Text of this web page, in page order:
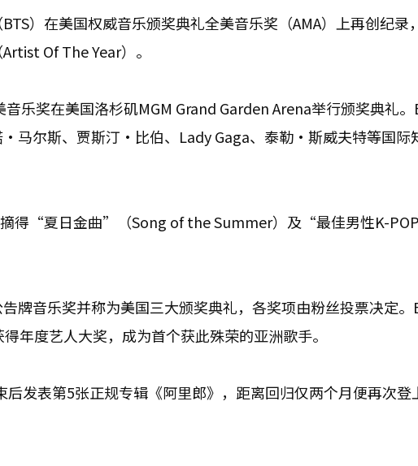
）在美国权威音乐颁奖典礼全美音乐奖（AMA）上再创纪录
Of The Year）。
乐奖在美国洛杉矶MGM Grand Garden Arena举行颁奖典礼。
尔斯、贾斯汀·比伯、Lady Gaga、泰勒·斯威夫特等国际
摘得“夏日金曲”（Song of the Summer）及“最佳男性K-
牌音乐奖并称为美国三大颁奖典礼，各奖项由粉丝投票决定。
年度艺人大奖，成为首个获此殊荣的亚洲歌手。
后发表第5张正规专辑《阿里郎》，距离回归仅两个月便再次